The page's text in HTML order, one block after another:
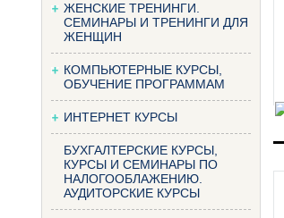
ЖЕНСКИЕ ТРЕНИНГИ.
СЕМИНАРЫ И ТРЕНИНГИ ДЛЯ
ЖЕНЩИН
КОМПЬЮТЕРНЫЕ КУРСЫ,
ОБУЧЕНИЕ ПРОГРАММАМ
ИНТЕРНЕТ КУРСЫ
БУХГАЛТЕРСКИЕ КУРСЫ,
КУРСЫ И СЕМИНАРЫ ПО
НАЛОГООБЛАЖЕНИЮ.
АУДИТОРСКИЕ КУРСЫ